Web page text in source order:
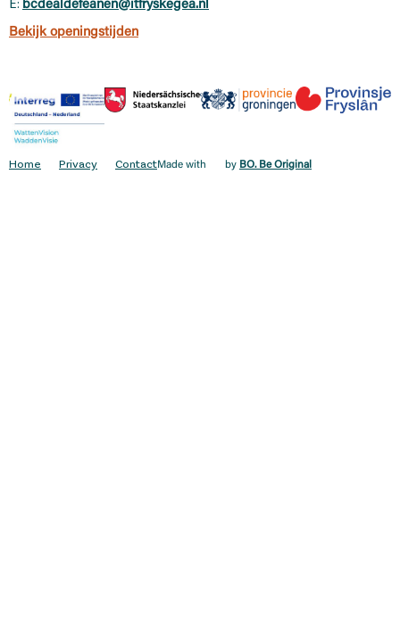
E: bcdealdefeanen@itfryskegea.nl
Bekijk openingstijden
Home Privacy ContactMade with by BO. Be Original